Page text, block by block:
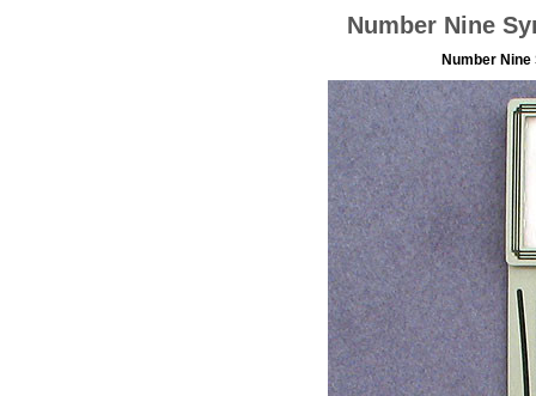
Number Nine
Number